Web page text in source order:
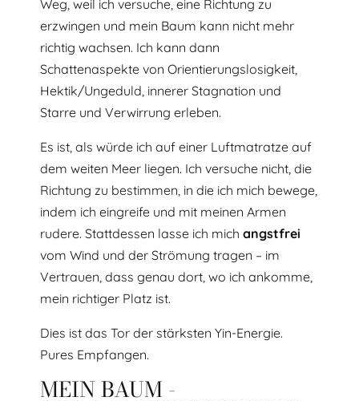
Weg, weil ich versuche, eine Richtung zu
erzwingen und mein Baum kann nicht mehr
richtig wachsen. Ich kann dann
Schattenaspekte von Orientierungslosigkeit,
Hektik/Ungeduld, innerer Stagnation und
Starre und Verwirrung erleben.
Es ist, als würde ich auf einer Luftmatratze auf
dem weiten Meer liegen. Ich versuche nicht, die
Richtung zu bestimmen, in die ich mich bewege,
indem ich eingreife und mit meinen Armen
rudere. Stattdessen lasse ich mich angstfrei
vom Wind und der Strömung tragen – im
Vertrauen, dass genau dort, wo ich ankomme,
mein richtiger Platz ist.
Dies ist das Tor der stärksten Yin-Energie.
Pures Empfangen.
MEIN BAUM -